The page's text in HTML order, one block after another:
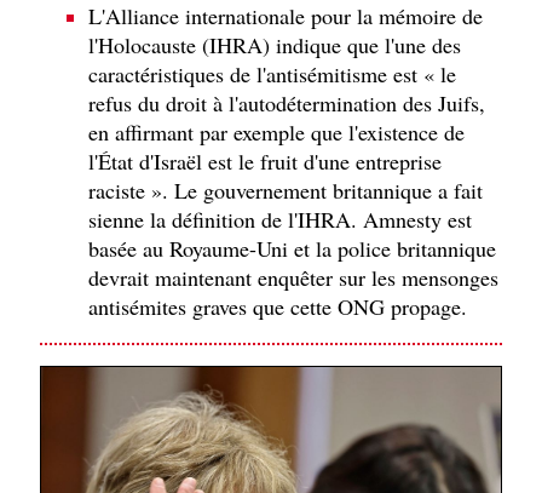
L'Alliance internationale pour la mémoire de
l'Holocauste (IHRA) indique que l'une des
caractéristiques de l'antisémitisme est « le
refus du droit à l'autodétermination des Juifs,
en affirmant par exemple que l'existence de
l'État d'Israël est le fruit d'une entreprise
raciste ». Le gouvernement britannique a fait
sienne la définition de l'IHRA. Amnesty est
basée au Royaume-Uni et la police britannique
devrait maintenant enquêter sur les mensonges
antisémites graves que cette ONG propage.